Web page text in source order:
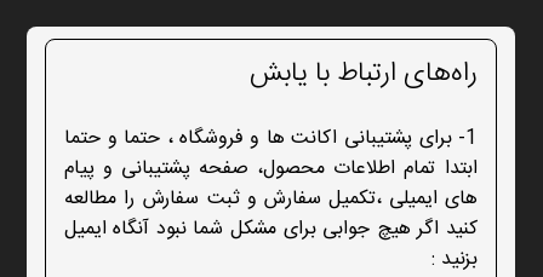
راه‌های ارتباط با یابش
1- برای پشتیبانی اکانت ها و فروشگاه ، حتما و حتما
ابتدا تمام اطلاعات محصول، صفحه پشتیبانی و پیام
های ایمیلی ،تکمیل سفارش و ثبت سفارش را مطالعه
کنید اگر هیچ جوابی برای مشکل شما نبود آنگاه ایمیل
بزنید :